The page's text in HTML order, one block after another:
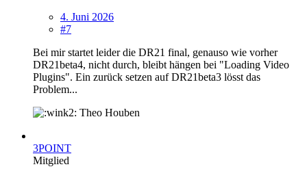
4. Juni 2026
#7
Bei mir startet leider die DR21 final, genauso wie vorher
DR21beta4, nicht durch, bleibt hängen bei "Loading Video
Plugins". Ein zurück setzen auf DR21beta3 lösst das
Problem...
Theo Houben
3POINT
Mitglied